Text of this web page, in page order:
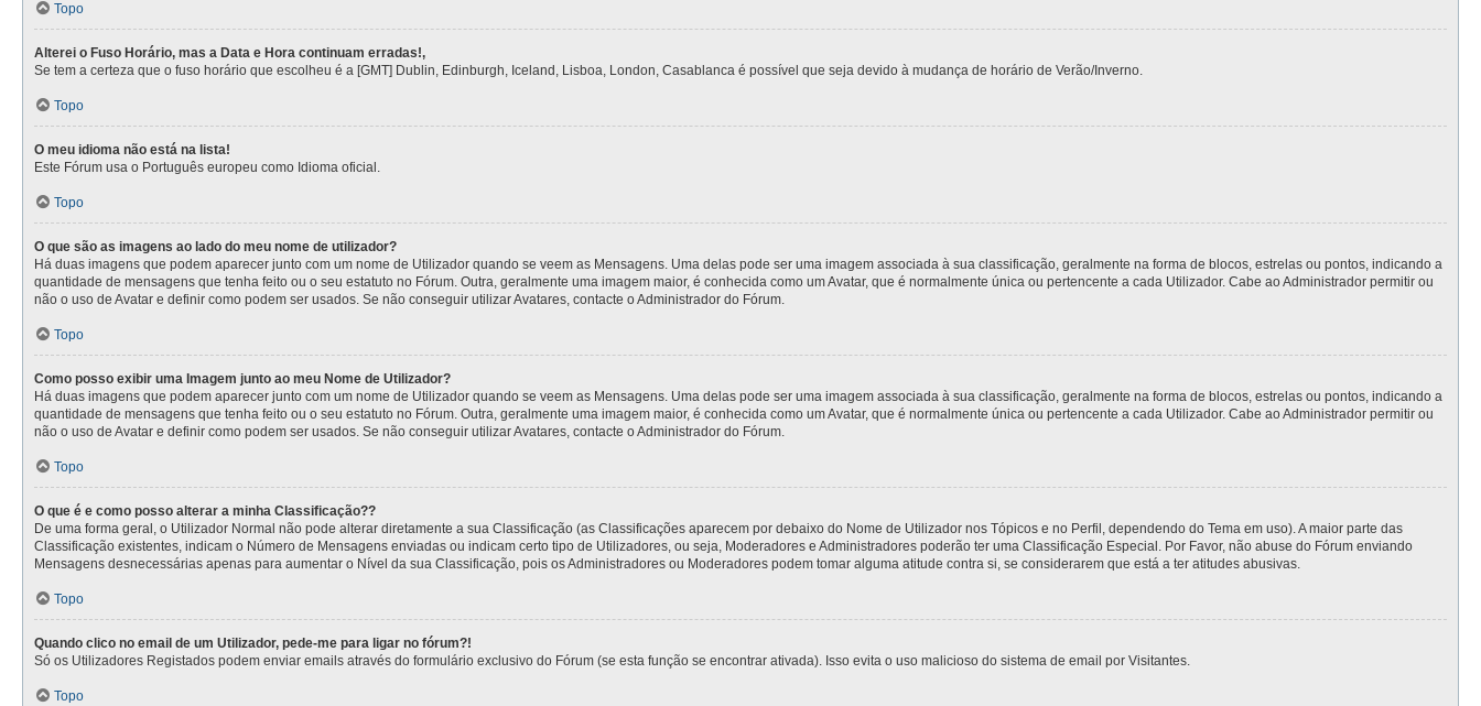
Topo
Alterei o Fuso Horário, mas a Data e Hora continuam erradas!,
Se tem a certeza que o fuso horário que escolheu é a [GMT] Dublin, Edinburgh, Iceland, Lisboa, London, Casablanca é possível que seja devido à mudança de horário de Verão/Inverno.
Topo
O meu idioma não está na lista!
Este Fórum usa o Português europeu como Idioma oficial.
Topo
O que são as imagens ao lado do meu nome de utilizador?
Há duas imagens que podem aparecer junto com um nome de Utilizador quando se veem as Mensagens. Uma delas pode ser uma imagem associada à sua classificação, geralmente na forma de blocos, estrelas ou pontos, indicando a
quantidade de mensagens que tenha feito ou o seu estatuto no Fórum. Outra, geralmente uma imagem maior, é conhecida como um Avatar, que é normalmente única ou pertencente a cada Utilizador. Cabe ao Administrador permitir ou
não o uso de Avatar e definir como podem ser usados. Se não conseguir utilizar Avatares, contacte o Administrador do Fórum.
Topo
Como posso exibir uma Imagem junto ao meu Nome de Utilizador?
Há duas imagens que podem aparecer junto com um nome de Utilizador quando se veem as Mensagens. Uma delas pode ser uma imagem associada à sua classificação, geralmente na forma de blocos, estrelas ou pontos, indicando a
quantidade de mensagens que tenha feito ou o seu estatuto no Fórum. Outra, geralmente uma imagem maior, é conhecida como um Avatar, que é normalmente única ou pertencente a cada Utilizador. Cabe ao Administrador permitir ou
não o uso de Avatar e definir como podem ser usados. Se não conseguir utilizar Avatares, contacte o Administrador do Fórum.
Topo
O que é e como posso alterar a minha Classificação??
De uma forma geral, o Utilizador Normal não pode alterar diretamente a sua Classificação (as Classificações aparecem por debaixo do Nome de Utilizador nos Tópicos e no Perfil, dependendo do Tema em uso). A maior parte das
Classificação existentes, indicam o Número de Mensagens enviadas ou indicam certo tipo de Utilizadores, ou seja, Moderadores e Administradores poderão ter uma Classificação Especial. Por Favor, não abuse do Fórum enviando
Mensagens desnecessárias apenas para aumentar o Nível da sua Classificação, pois os Administradores ou Moderadores podem tomar alguma atitude contra si, se considerarem que está a ter atitudes abusivas.
Topo
Quando clico no email de um Utilizador, pede-me para ligar no fórum?!
Só os Utilizadores Registados podem enviar emails através do formulário exclusivo do Fórum (se esta função se encontrar ativada). Isso evita o uso malicioso do sistema de email por Visitantes.
Topo